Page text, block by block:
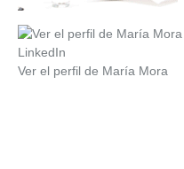
Ver el perfil de María Mora